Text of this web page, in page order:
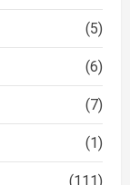
(5)
(6)
(7)
(1)
(111)